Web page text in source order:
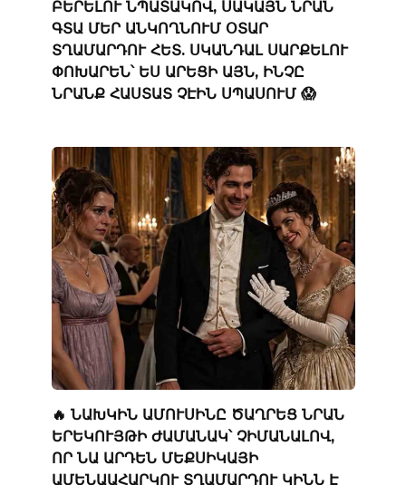
ԲԵՐԵԼՈՒ ՆՊԱՏԱԿՈՎ, ՍԱԿԱՅՆ ՆՐԱՆ
ԳՏԱ ՄԵՐ ԱՆԿՈՂՆՈՒՄ ՕՏԱՐ
ՏՂԱՄԱՐԴՈՒ ՀԵՏ. ՍԿԱՆԴԱԼ ՍԱՐՔԵԼՈՒ
ՓՈԽԱՐԵՆ՝ ԵՍ ԱՐԵՑԻ ԱՅՆ, ԻՆՉԸ
ՆՐԱՆՔ ՀԱՍՏԱՏ ՉԷԻՆ ՍՊԱՍՈՒՄ 😱
🔥 ՆԱԽԿԻՆ ԱՄՈՒՍԻՆԸ ԾԱՂՐԵՑ ՆՐԱՆ
ԵՐԵԿՈՒՅԹԻ ԺԱՄԱՆԱԿ՝ ՉԻՄԱՆԱԼՈՎ,
ՈՐ ՆԱ ԱՐԴԵՆ ՄԵՔՍԻԿԱՅԻ
ԱՄԵՆԱԱՀԱՐԿՈՒ ՏՂԱՄԱՐԴՈՒ ԿԻՆՆ Է